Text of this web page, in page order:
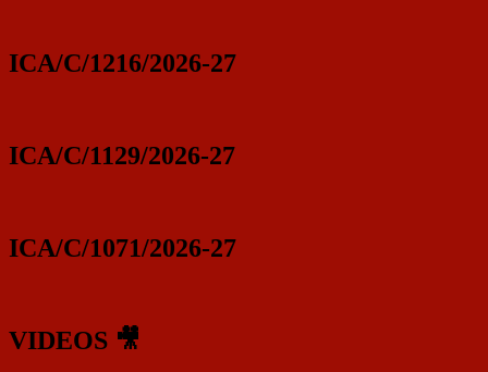
ICA/C/1216/2026-27
ICA/C/1129/2026-27
ICA/C/1071/2026-27
VIDEOS 🎥